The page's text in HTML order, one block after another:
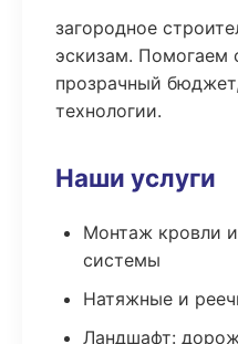
загородное
эскизам. Помогаем
прозрачный
технологии.
Наши услуги
Монтаж кровли
системы
Натяжные и
Ландшафт: